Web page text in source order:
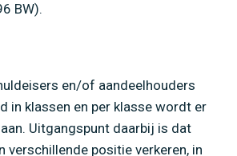
BW).
en/of aandeelhouders
in klassen en per klasse wordt er
Uitgangspunt daarbij is dat
verschillende positie verkeren, in